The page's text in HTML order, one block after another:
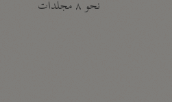
نحو ٨ مجلدات